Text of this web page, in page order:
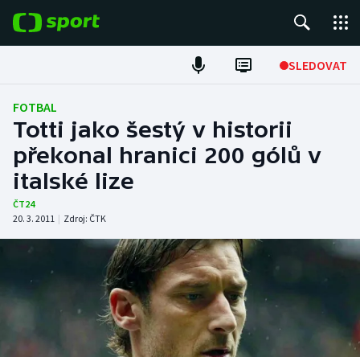
SLEDOVAT
Fotbal
Hokej
Tenis
Atletika
DALŠÍ SPORTY
Americký fotbal
NEPŘEHLÉDNĚTE
FOTBAL
Totti jako šestý v historii
překonal hranici 200 gólů v
italské lize
ČT24
20. 3. 2011 | Zdroj: ČTK